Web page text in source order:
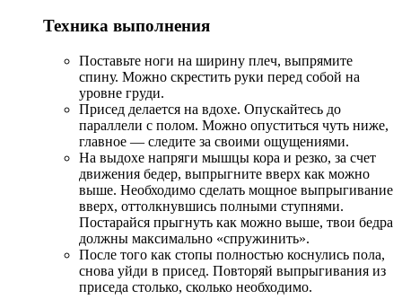
Техника выполнения
Поставьте ноги на ширину плеч, выпрямите
спину. Можно скрестить руки перед собой на
уровне груди.
Присед делается на вдохе. Опускайтесь до
параллели с полом. Можно опуститься чуть ниже,
главное — следите за своими ощущениями.
На выдохе напряги мышцы кора и резко, за счет
движения бедер, выпрыгните вверх как можно
выше. Необходимо сделать мощное выпрыгивание
вверх, оттолкнувшись полными ступнями.
Постарайся прыгнуть как можно выше, твои бедра
должны максимально «спружинить».
После того как стопы полностью коснулись пола,
снова уйди в присед. Повторяй выпрыгивания из
приседа столько, сколько необходимо.